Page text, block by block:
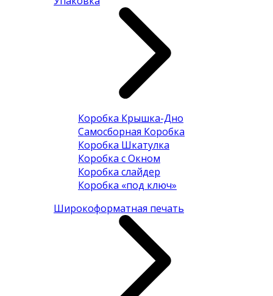
Коробка Крышка-Дно
Самосборная Коробка
Коробка Шкатулка
Коробка с Окном
Коробка слайдер
Коробка «под ключ»
Широкоформатная печать